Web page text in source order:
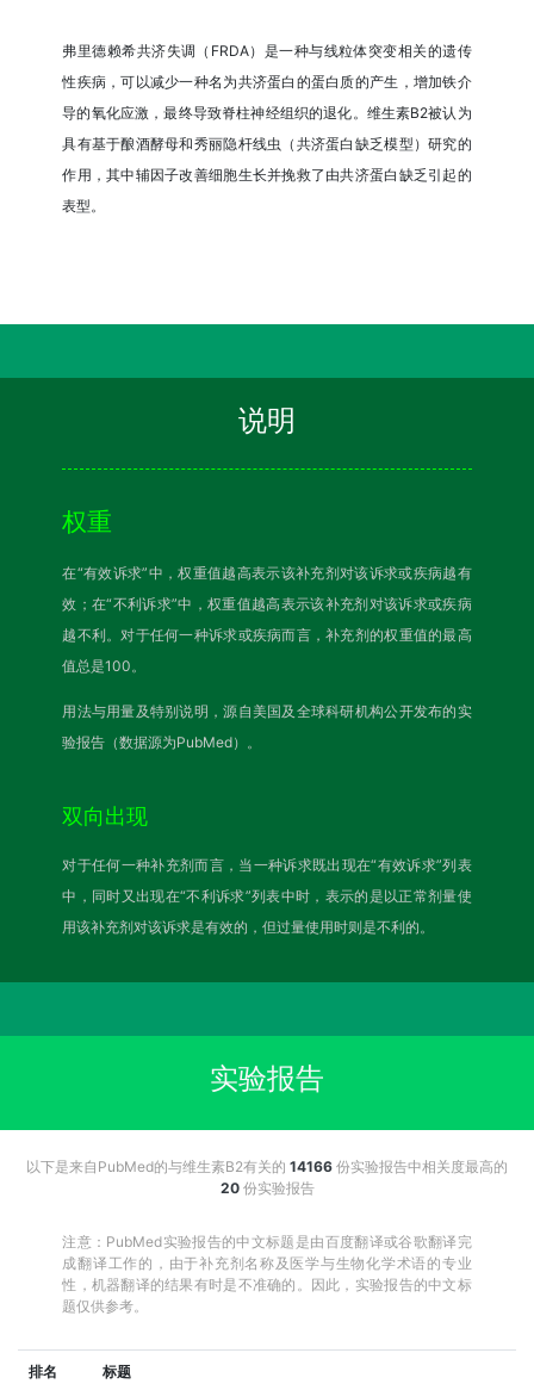
弗里德赖希共济失调（FRDA）是一种与线粒体突变相关的遗传
性疾病，可以减少一种名为共济蛋白的蛋白质的产生，增加铁介
导的氧化应激，最终导致脊柱神经组织的退化。维生素B2被认为
具有基于酿酒酵母和秀丽隐杆线虫（共济蛋白缺乏模型）研究的
作用，其中辅因子改善细胞生长并挽救了由共济蛋白缺乏引起的
表型。
说明
权重
在“有效诉求”中，权重值越高表示该补充剂对该诉求或疾病越有
效；在“不利诉求”中，权重值越高表示该补充剂对该诉求或疾病
越不利。对于任何一种诉求或疾病而言，补充剂的权重值的最高
值总是100。
用法与用量及特别说明，源自美国及全球科研机构公开发布的实
验报告（数据源为PubMed）。
双向出现
对于任何一种补充剂而言，当一种诉求既出现在“有效诉求”列表
中，同时又出现在“不利诉求”列表中时，表示的是以正常剂量使
用该补充剂对该诉求是有效的，但过量使用时则是不利的。
实验报告
以下是来自PubMed的与维生素B2有关的 14166 份实验报告中相关度最高的
20份实验报告
注意：PubMed实验报告的中文标题是由百度翻译或谷歌翻译完
成翻译工作的，由于补充剂名称及医学与生物化学术语的专业
性，机器翻译的结果有时是不准确的。因此，实验报告的中文标
题仅供参考。
排名 标题